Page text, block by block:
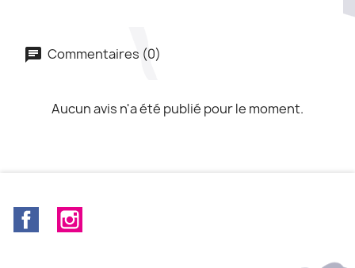
Commentaires (0)
Aucun avis n'a été publié pour le moment.
Facebook